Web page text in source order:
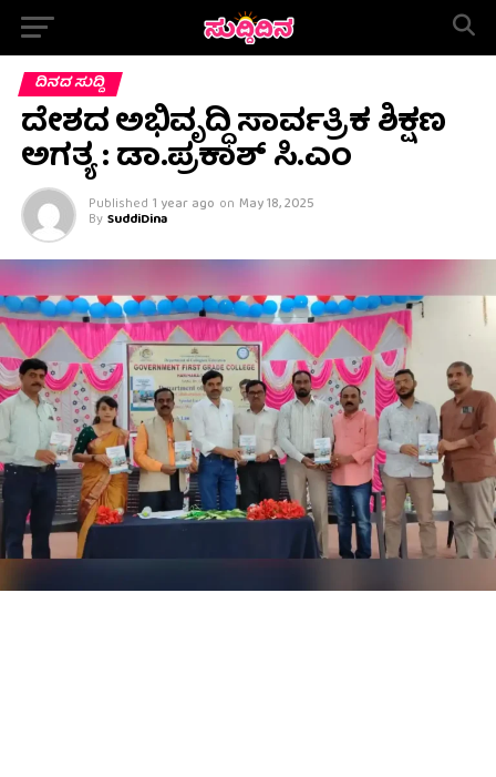
ದಿನದ ಸುದ್ದಿ
ದೇಶದ ಅಭಿವೃದ್ಧಿ ಸಾರ್ವತ್ರಿಕ ಶಿಕ್ಷಣ
ಅಗತ್ಯ : ಡಾ.ಪ್ರಕಾಶ್ ಸಿ.ಎಂ
Published 1 year ago on May 18, 2025
By SuddiDina